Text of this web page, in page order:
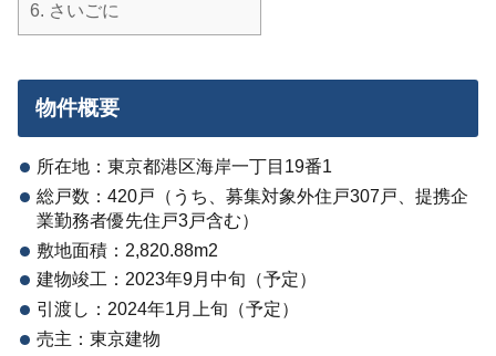
6. さいごに
物件概要
所在地：東京都港区海岸一丁目19番1
総戸数：420戸（うち、募集対象外住戸307戸、提携企
業勤務者優先住戸3戸含む）
敷地面積：2,820.88m2
建物竣工：2023年9月中旬（予定）
引渡し：2024年1月上旬（予定）
売主：東京建物